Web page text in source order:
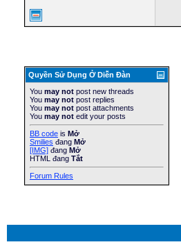
Quyền Sử Dụng Ở Diễn Ðàn
You may not post new threads
You may not post replies
You may not post attachments
You may not edit your posts
BB code is Mở
Smilies đang Mở
[IMG] đang Mở
HTML đang Tắt
Forum Rules